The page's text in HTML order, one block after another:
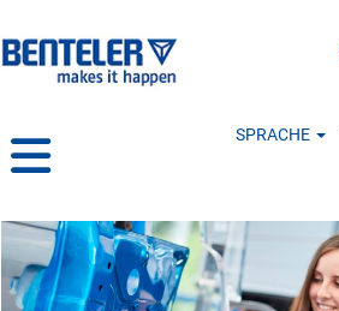
SPRACHE